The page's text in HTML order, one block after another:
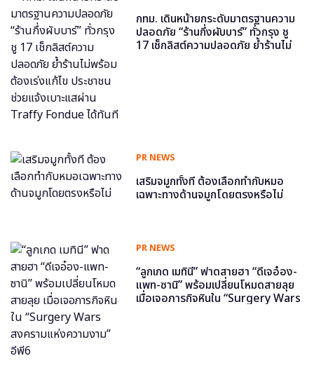
กทม. เดินหน้ายกระดับมาตรฐานความ
ปลอดภัย “ร้านกึ่งผับบาร์” ทั่วกรุง ชู
17 เช็กลิสต์ความปลอดภัย ย้ำร้านไม่
PR NEWS
เสริมจมูกทั้งที ต้องเลือกทำกับหมอ
เฉพาะทางด้านจมูกโดยตรงหรือไม่
PR NEWS
“ลูกเกด เมทินี” ฟาดสายฮา “ดีเจอ๋อง-
แพท-ซานิ” พร้อมเปลี่ยนโหมดสายลุย
เมื่อเจอภารกิจหินใน “Surgery Wars